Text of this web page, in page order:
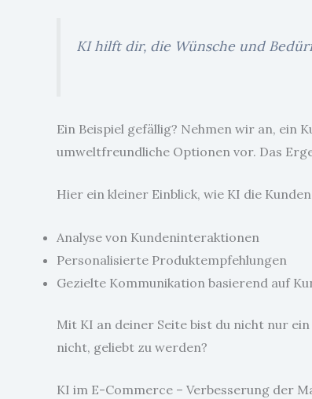
KI hilft dir, die Wünsche und
Ein Beispiel gefällig? Nehmen wir an, ein
umweltfreundliche Optionen vor. Das
Hier ein kleiner Einblick, wie KI die
Analyse von Kundeninteraktionen
Personalisierte Produktempfehlungen
Gezielte Kommunikation basierend auf
Mit KI an deiner Seite bist du nicht nur
nicht, geliebt zu werden?
KI im E-Commerce – Verbesserung der